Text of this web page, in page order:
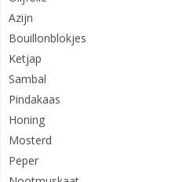
Azijn
Bouillonblokjes
Ketjap
Sambal
Pindakaas
Honing
Mosterd
Peper